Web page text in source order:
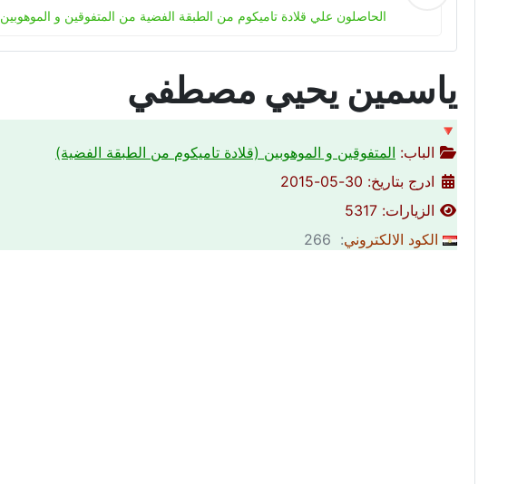
الحاصلون علي قلادة تاميكوم من الطبقة الفضية من المتفوقين و الموهوبين
ياسمين يحيي مصطفي
🔻
الباب: المتفوقين و الموهوبين (قلادة تاميكوم من الطبقة الفضية)
ادرج بتاريخ: 30-05-2015
الزيارات: 5317
الكود الالكتروني: 266